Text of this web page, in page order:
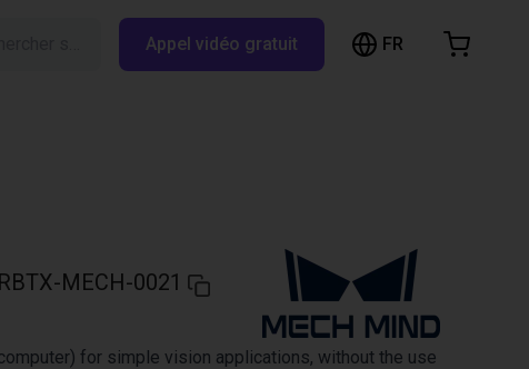
Appel vidéo gratuit FR
RBTX-MECH-0021
for simple vision applications, without the use